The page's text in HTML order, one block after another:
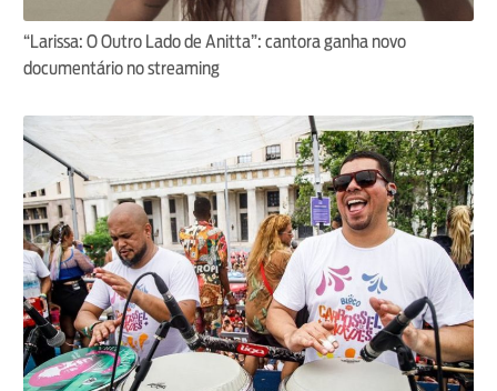
“Larissa: O Outro Lado de Anitta”: cantora ganha novo
documentário no streaming